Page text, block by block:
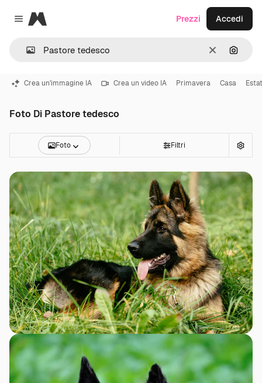
Close menu
Magnific
CancellaCerca
Prezzi Accedi
Crea un'immagine IA Crea un video IA Primavera Casa
Foto Di Pastore tedesco
Foto Filtri